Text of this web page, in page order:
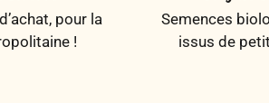
pour la
!
Semences
issus de